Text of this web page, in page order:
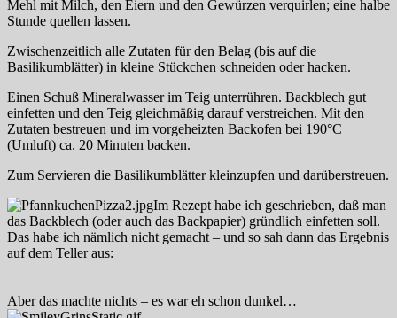
Mehl mit Milch, den Eiern und den Gewürzen verquirlen; eine halbe
Stunde quellen lassen.
Zwischenzeitlich alle Zutaten für den Belag (bis auf die
Basilikumblätter) in kleine Stückchen schneiden oder hacken.
Einen Schuß Mineralwasser im Teig unterrühren. Backblech gut
einfetten und den Teig gleichmäßig darauf verstreichen. Mit den
Zutaten bestreuen und im vorgeheizten Backofen bei 190°C
(Umluft) ca. 20 Minuten backen.
Zum Servieren die Basilikumblätter kleinzupfen und darüberstreuen.
Im Rezept habe ich geschrieben, daß man
das Backblech (oder auch das Backpapier) gründlich einfetten soll.
Das habe ich nämlich nicht gemacht – und so sah dann das Ergebnis
auf dem Teller aus:
Aber das machte nichts – es war eh schon dunkel…